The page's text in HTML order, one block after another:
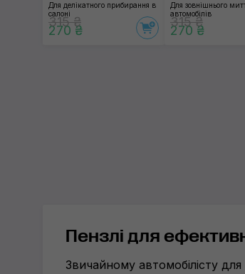
Для делікатного прибирання в
салоні
315 ₴
270 ₴
Для зовнішнього
автомобілів
315 ₴
270 ₴
Пензлі для
Звичайному автомобілісту